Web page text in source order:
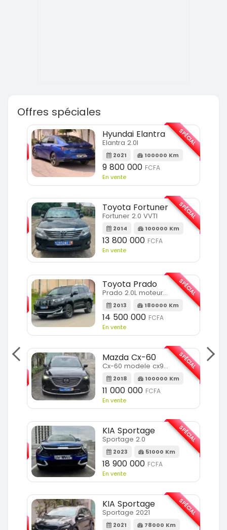
Offres spéciales
SPÉCIAL
Hyundai Elantra
Elantra 2.0l
2021 100000 Km
9 800 000 FCFA
En vente
SPÉCIAL
Toyota Fortuner
Fortuner 2.0 VVTI
2014 100000 Km
13 800 000 FCFA
En vente
SPÉCIAL
Toyota Prado
Prado 2.0L moteur d4d
2013 180000 Km
14 500 000 FCFA
En vente
SPÉCIAL
Mazda Cx-60
Cx-60 modele cx9 full option
2018 100000 Km
11 000 000 FCFA
En vente
SPÉCIAL
KIA Sportage
Sportage 2.0
2023 51000 Km
18 900 000 FCFA
En vente
SPÉCIAL
KIA Sportage
Sportage 2021
2021 78000 Km
SPÉCIAL